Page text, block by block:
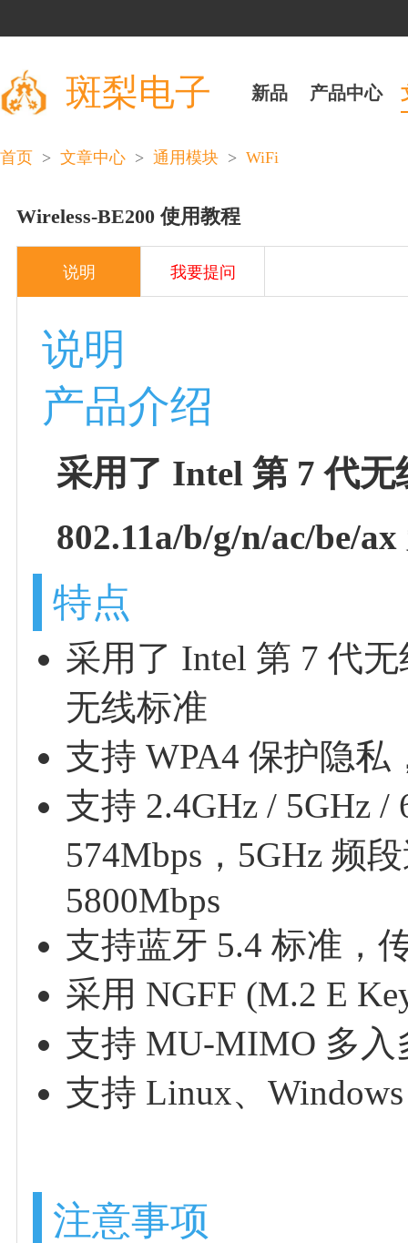
斑梨电子 新品 产品中心
首页 > 文章中心 > 通用模块 > WiFi
Wireless-BE200 使用教程
说明 我要提问
说明
产品介绍
采用了 Intel 第 7 代
802.11a/b/g/n/ac/be/
特点
采用了 Intel 第 7 代无
无线标准
支持 WPA4 保护隐私
支持 2.4GHz / 5GHz
574Mbps，5GHz 频
5800Mbps
支持蓝牙 5.4 标准，
采用 NGFF (M.2 E
支持 MU-MIMO 多
支持 Linux、
注意事项